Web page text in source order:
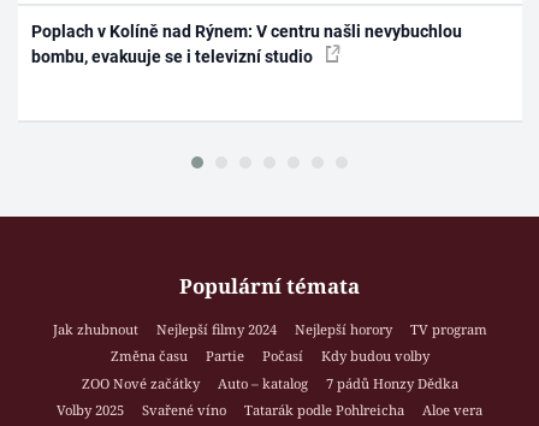
Poplach v Kolíně nad Rýnem: V centru našli nevybuchlou
bombu, evakuuje se i televizní studio
Populární témata
Jak zhubnout Nejlepší filmy 2024 Nejlepší horory
TV program
Změna času
Partie Počasí
Kdy budou volby
ZOO Nové začátky
Auto – katalog
7 pádů Honzy Dědka
Volby 2025
Svařené víno Tatarák podle Pohlreicha
Aloe vera